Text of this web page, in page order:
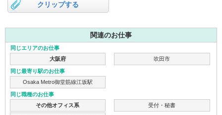
クリップする
関連のお仕事
同じエリアのお仕事
大阪府
吹田市
同じ最寄り駅のお仕事
Osaka Metro御堂筋線江坂駅
同じ職種のお仕事
その他オフィス系
受付・秘書